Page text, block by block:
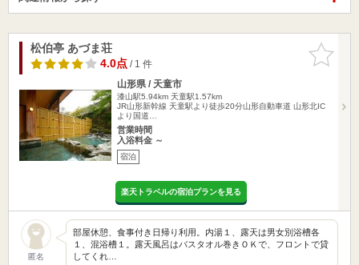
お気に入
りに追加
松伯亭 あづま荘
4.0点/ 1 件
山形県 / 天童市
漆山駅5.94km 天童駅1.57km
JR山形新幹線 天童駅より徒歩20分山形自動車道 山形北IC
より国道…
営業時間
入浴料金 ～
宿泊
楽天トラベルの宿泊プランを見る
匿名
部屋休憩、食事付き日帰り利用。内湯１、露天は男女別浴槽各
１、混浴槽１。露天風呂はバスタオル巻きＯＫで、フロントで貸
してくれ…